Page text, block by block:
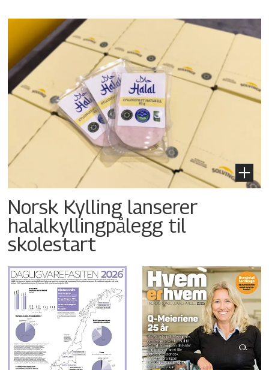
Norsk Kylling lanserer
halalkyllingpålegg til
skolestart